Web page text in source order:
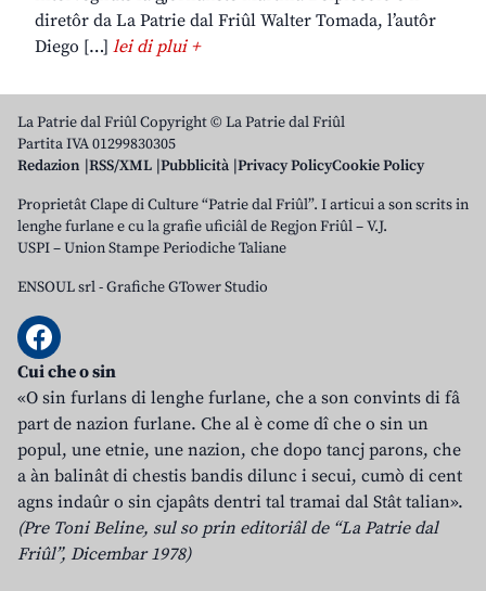
diretôr da La Patrie dal Friûl Walter Tomada, l’autôr
Diego […] lei di plui +
La Patrie dal Friûl Copyright © La Patrie dal Friûl
Partita IVA 01299830305
Redazion RSS/XML Pubblicità Privacy PolicyCookie Policy
Proprietât Clape di Culture “Patrie dal Friûl”. I articui a son scrits in
lenghe furlane e cu la grafie uficiâl de Regjon Friûl – V.J.
USPI – Union Stampe Periodiche Taliane
ENSOUL srl-Grafiche GTower Studio
Cui che o sin
«O sin furlans di lenghe furlane, che a son convints di fâ
part de nazion furlane. Che al è come dî che o sin un
popul, une etnie, une nazion, che dopo tancj parons, che
a àn balinât di chestis bandis dilunc i secui, cumò di cent
agns indaûr o sin cjapâts dentri tal tramai dal Stât talian».
(Pre Toni Beline, sul so prin editoriâl de “La Patrie dal
Friûl”, Dicembar 1978)